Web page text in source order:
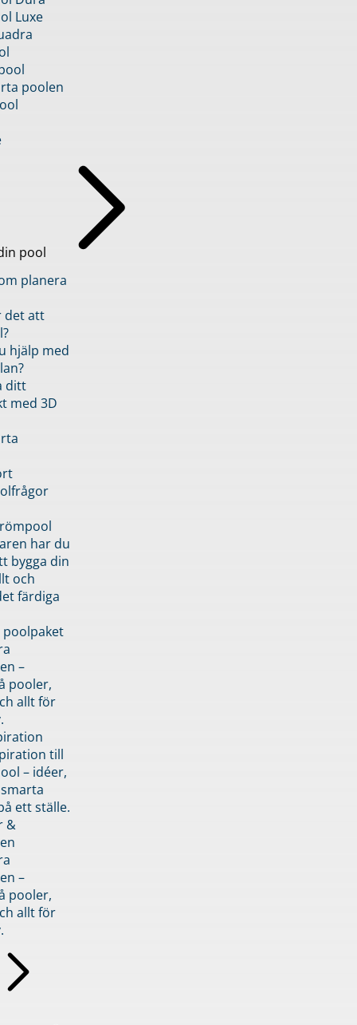
Luxe
poolen
pool
planera
det att
hjälp med
ditt
med 3D
har du
bygga din
och
färdiga
–
pooler,
allt för
till
– idéer,
ett ställe.
&
–
pooler,
allt för